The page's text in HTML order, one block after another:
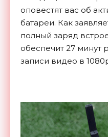
оповестят вас об
батареи. Как
полный заряд
обеспечит 27 минут
записи видео в